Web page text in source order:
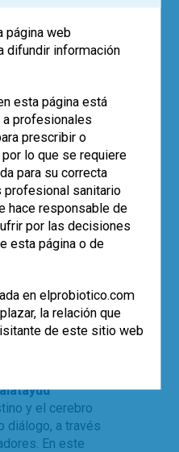
intestino-
en el
y el cerebro
diálogo, a través
En este
página web
difundir información
esta página está
profesionales
prescribir o
lo que se requiere
para su correcta
profesional sanitario
hace responsable de
por las decisiones
esta página o de
en elprobiotico.com
la relación que
de este sitio web